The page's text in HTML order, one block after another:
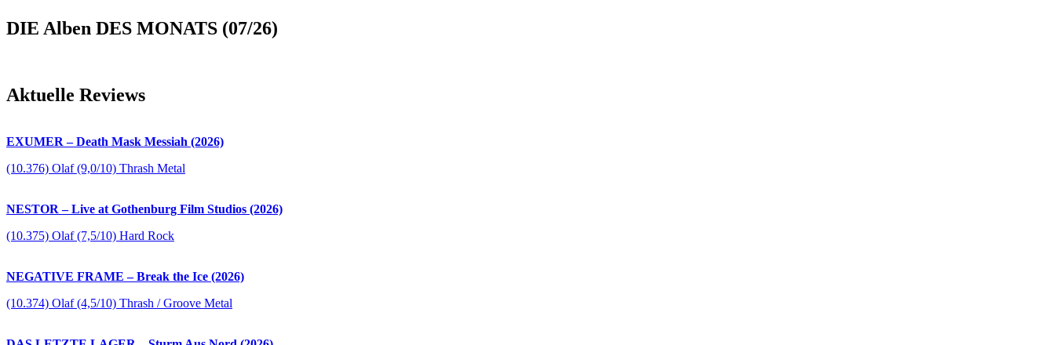
DIE Alben DES MONATS (07/26)
Aktuelle Reviews
EXUMER – Death Mask Messiah (2026)
(10.376) Olaf (9,0/10) Thrash Metal
NESTOR – Live at Gothenburg Film Studios (2026)
(10.375) Olaf (7,5/10) Hard Rock
NEGATIVE FRAME – Break the Ice (2026)
(10.374) Olaf (4,5/10) Thrash / Groove Metal